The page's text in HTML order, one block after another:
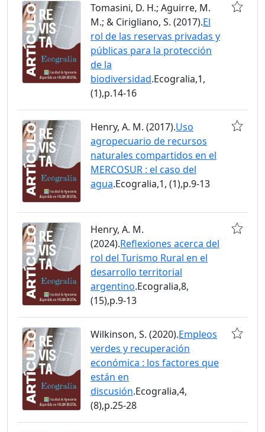
Tomasini, D. H.; Aguirre, M.
M.; & Cirigliano, S. (2017).El
rol de las reservas privadas y
públicas para la protección
de la
biodiversidad.Ecogralia,1,
(1),p.14-16
Henry, A. M. (2017).Uso
agropecuario de recursos
naturales compartidos en el
MERCOSUR : el caso del
agua.Ecogralia,1, (1),p.9-13
Henry, A. M.
(2024).Reflexiones acerca del
rol del Turismo Rural en el
desarrollo territorial
argentino.Ecogralia,8,
(15),p.9-13
Wilkinson, S. (2020).Empleos
verdes y recuperación
económica : los factores que
están en
discusión.Ecogralia,4,
(8),p.25-28